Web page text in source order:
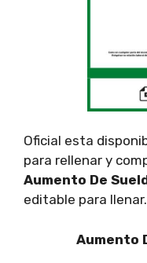
Oficial esta
para rellenar y
Aumento De
editable para llenar.
Aumento